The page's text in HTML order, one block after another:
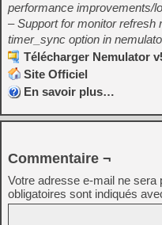
performance improvements/
– Support for monitor refresh
timer_sync option in
Télécharger Nemulator
Site Officiel
En savoir plus…
Commentaire ¬
Votre adresse e-mail ne sera
obligatoires sont indiqués